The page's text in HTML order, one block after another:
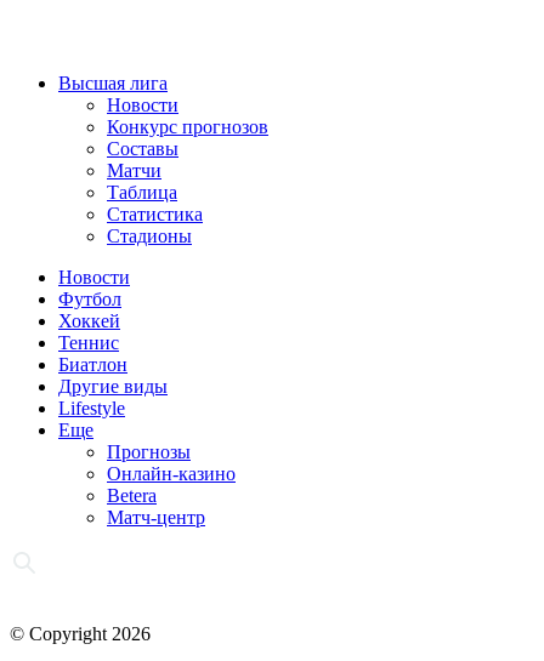
Высшая лига
Новости
Конкурс прогнозов
Составы
Матчи
Таблица
Статистика
Стадионы
Новости
Футбол
Хоккей
Теннис
Биатлон
Другие виды
Lifestyle
Еще
Прогнозы
Онлайн-казино
Betera
Матч-центр
© Copyright 2026